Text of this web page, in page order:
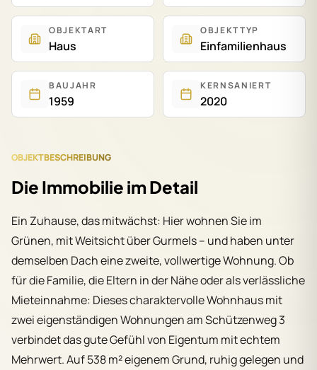
OBJEKTART
Haus
OBJEKTTYP
Einfamilienhaus
BAUJAHR
1959
KERNSANIERT
2020
OBJEKTBESCHREIBUNG
Die Immobilie im Detail
Ein Zuhause, das mitwächst: Hier wohnen Sie im
Grünen, mit Weitsicht über Gurmels – und haben unter
demselben Dach eine zweite, vollwertige Wohnung. Ob
für die Familie, die Eltern in der Nähe oder als verlässliche
Mieteinnahme: Dieses charaktervolle Wohnhaus mit
zwei eigenständigen Wohnungen am Schützenweg 3
verbindet das gute Gefühl von Eigentum mit echtem
Mehrwert. Auf 538 m² eigenem Grund, ruhig gelegen und